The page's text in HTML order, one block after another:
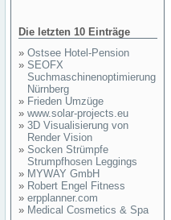
Die letzten 10 Einträge
» Ostsee Hotel-Pension
» SEOFX
Suchmaschinenoptimierung
Nürnberg
» Frieden Umzüge
» www.solar-projects.eu
» 3D Visualisierung von
Render Vision
» Socken Strümpfe
Strumpfhosen Leggings
» MYWAY GmbH
» Robert Engel Fitness
» erpplanner.com
» Medical Cosmetics & Spa